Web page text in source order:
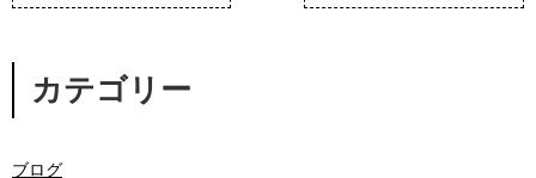
カテゴリー
ブログ